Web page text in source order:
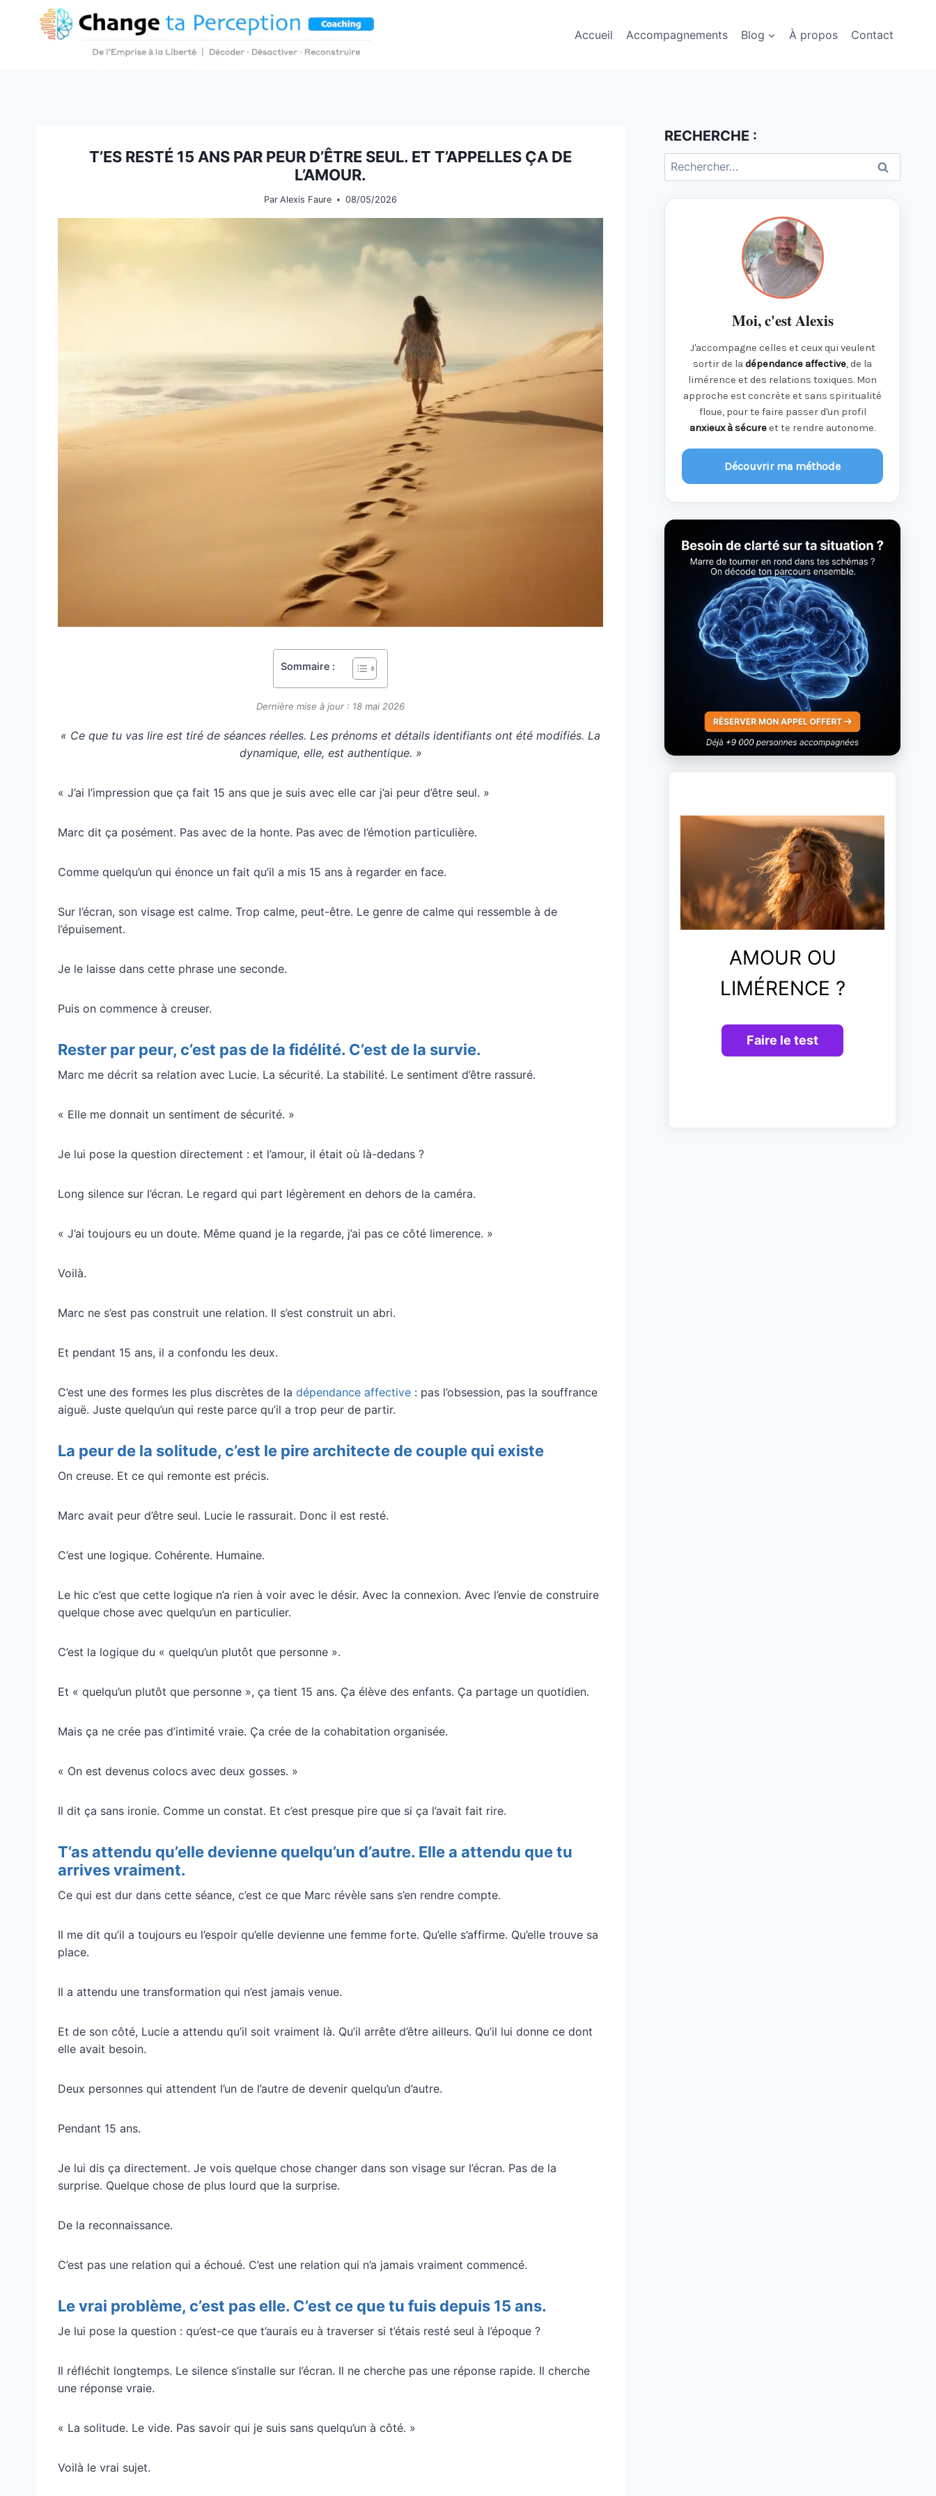
Accueil Accompagnements Blog À propos Contact
T’ES RESTÉ 15 ANS PAR PEUR D’ÊTRE SEUL. ET T’APPELLES ÇA DE
L’AMOUR.
Par Alexis Faure 08/05/2026
Sommaire :
Dernière mise à jour : 18 mai 2026
« Ce que tu vas lire est tiré de séances réelles. Les prénoms et détails identifiants ont été modifiés. La
dynamique, elle, est authentique. »
« J’ai l’impression que ça fait 15 ans que je suis avec elle car j’ai peur d’être seul. »
Marc dit ça posément. Pas avec de la honte. Pas avec de l’émotion particulière.
Comme quelqu’un qui énonce un fait qu’il a mis 15 ans à regarder en face.
Sur l’écran, son visage est calme. Trop calme, peut-être. Le genre de calme qui ressemble à de
l’épuisement.
Je le laisse dans cette phrase une seconde.
Puis on commence à creuser.
Rester par peur, c’est pas de la fidélité. C’est de la survie.
Marc me décrit sa relation avec Lucie. La sécurité. La stabilité. Le sentiment d’être rassuré.
« Elle me donnait un sentiment de sécurité. »
Je lui pose la question directement : et l’amour, il était où là-dedans ?
Long silence sur l’écran. Le regard qui part légèrement en dehors de la caméra.
« J’ai toujours eu un doute. Même quand je la regarde, j’ai pas ce côté limerence. »
Voilà.
Marc ne s’est pas construit une relation. Il s’est construit un abri.
Et pendant 15 ans, il a confondu les deux.
C’est une des formes les plus discrètes de la dépendance affective : pas l’obsession, pas la souffrance
aiguë. Juste quelqu’un qui reste parce qu’il a trop peur de partir.
La peur de la solitude, c’est le pire architecte de couple qui existe
On creuse. Et ce qui remonte est précis.
Marc avait peur d’être seul. Lucie le rassurait. Donc il est resté.
C’est une logique. Cohérente. Humaine.
Le hic c’est que cette logique n’a rien à voir avec le désir. Avec la connexion. Avec l’envie de construire
quelque chose avec quelqu’un en particulier.
C’est la logique du « quelqu’un plutôt que personne ».
Et « quelqu’un plutôt que personne », ça tient 15 ans. Ça élève des enfants. Ça partage un quotidien.
Mais ça ne crée pas d’intimité vraie. Ça crée de la cohabitation organisée.
« On est devenus colocs avec deux gosses. »
Il dit ça sans ironie. Comme un constat. Et c’est presque pire que si ça l’avait fait rire.
T’as attendu qu’elle devienne quelqu’un d’autre. Elle a attendu que tu
arrives vraiment.
Ce qui est dur dans cette séance, c’est ce que Marc révèle sans s’en rendre compte.
Il me dit qu’il a toujours eu l’espoir qu’elle devienne une femme forte. Qu’elle s’affirme. Qu’elle trouve sa
place.
Il a attendu une transformation qui n’est jamais venue.
Et de son côté, Lucie a attendu qu’il soit vraiment là. Qu’il arrête d’être ailleurs. Qu’il lui donne ce dont
elle avait besoin.
Deux personnes qui attendent l’un de l’autre de devenir quelqu’un d’autre.
Pendant 15 ans.
Je lui dis ça directement. Je vois quelque chose changer dans son visage sur l’écran. Pas de la
surprise. Quelque chose de plus lourd que la surprise.
De la reconnaissance.
C’est pas une relation qui a échoué. C’est une relation qui n’a jamais vraiment commencé.
Le vrai problème, c’est pas elle. C’est ce que tu fuis depuis 15 ans.
Je lui pose la question : qu’est-ce que t’aurais eu à traverser si t’étais resté seul à l’époque ?
Il réfléchit longtemps. Le silence s’installe sur l’écran. Il ne cherche pas une réponse rapide. Il cherche
une réponse vraie.
« La solitude. Le vide. Pas savoir qui je suis sans quelqu’un à côté. »
Voilà le vrai sujet.
RECHERCHE :
Rechercher :
Moi, c'est Alexis
J'accompagne celles et ceux qui veulent
sortir de ladépendance affective, de la
limérence et des relations toxiques. Mon
approche est concrète et sans spiritualité
floue, pour te faire passer d'un profil
anxieux à sécureet te rendre autonome.
Découvrir ma méthode
AMOUR OU
LIMÉRENCE ?